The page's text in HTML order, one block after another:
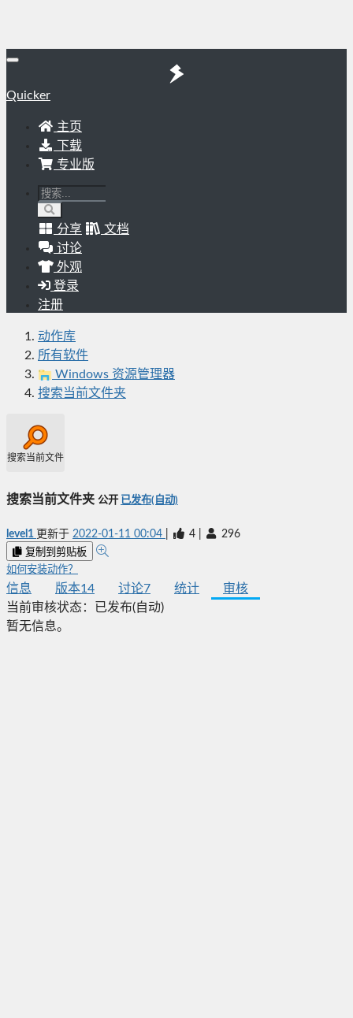
Quicker
主页
下载
专业版
分享
文档
讨论
外观
登录
注册
动作库
所有软件
Windows 资源管理器
搜索当前文件夹
搜索当前文件夹
搜索当前文件夹 公开 已发布(自动)
level1 更新于 2022-01-11 00:04 4 296
复制到剪贴板
如何安装动作？
信息 版本14 讨论7 统计
审核
当前审核状态：
已发布(自动)
暂无信息。